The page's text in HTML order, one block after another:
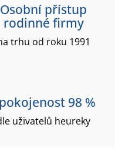
Osobní přístup
rodinné firmy
trhu od roku 1991
98 %
uživatelů heureky